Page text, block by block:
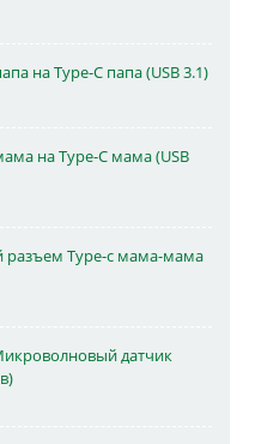
на Type-C папа (USB 3.1)
на Type-C мама (USB
Type-c мама-мама
датчик